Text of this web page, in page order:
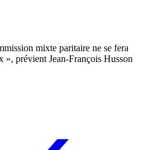
mixte paritaire ne se fera
», prévient Jean-François Husson